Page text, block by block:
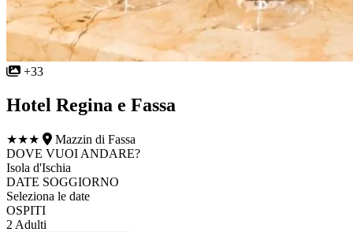
+33
Hotel Regina e Fassa
★★★
Mazzin di Fassa
DOVE VUOI ANDARE?
Isola d'Ischia
DATE SOGGIORNO
Seleziona le date
OSPITI
2 Adulti